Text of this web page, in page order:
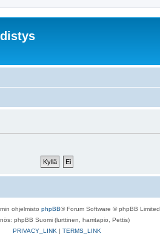
ohjelmisto phpBB® Forum Software © phpBB Limited
phpBB Suomi (lurttinen, harritapio, Pettis)
PRIVACY_LINK | TERMS_LINK